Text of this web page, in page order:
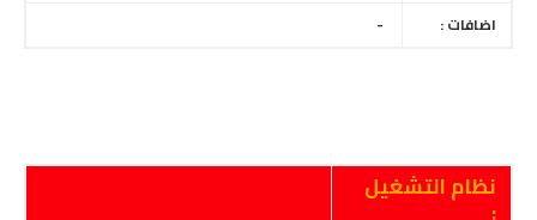
اضافات :
-
نظام التشغيل
: